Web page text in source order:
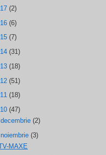
(2)
(6)
(7)
(31)
(18)
(51)
(18)
(47)
decembrie(2)
noiembrie(3)
MAXE